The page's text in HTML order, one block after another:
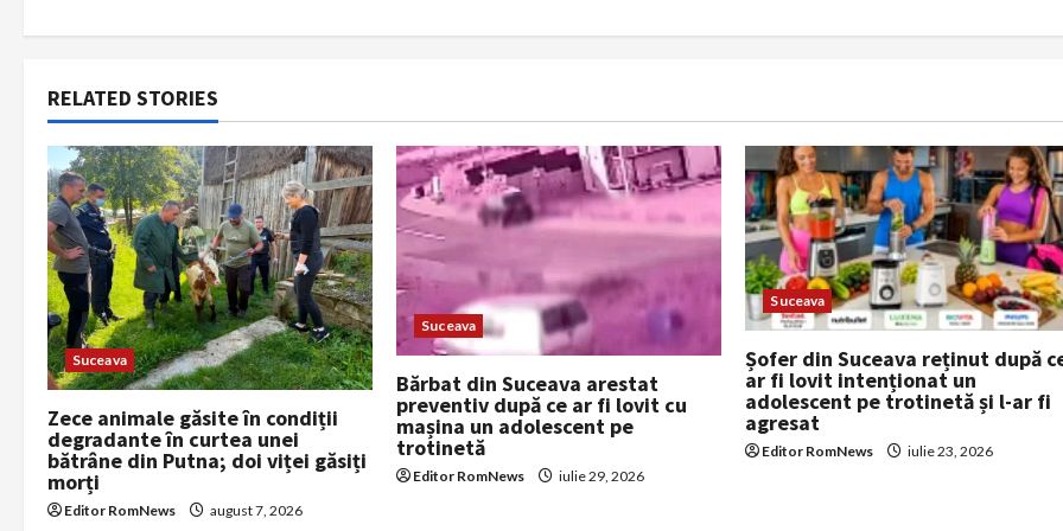
t
n
a
v
i
g
a
t
i
o
RELATED STORIES
Suceava
Zece animale găsite în condiții
degradante în curtea unei
bătrâne din Putna; doi viței găsiți
morți
Editor RomNews august 7, 2026
Suceava
Bărbat din Suceava arestat
preventiv după ce ar fi lovit cu
mașina un adolescent pe
trotinetă
Editor RomNews iulie 29, 2026
Suceava
Șofer din Suceava reținut după
ar fi lovit intenționat un
adolescent pe trotinetă și l-ar fi
agresat
Editor RomNews iulie 23, 2026